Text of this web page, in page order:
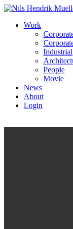
Work
Industrial
People
Movie
News
About
Login